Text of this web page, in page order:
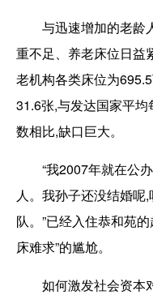
与迅速增加的老龄
重不足、养老床位日益
老机构各类床位为
31.6张,与发达国家平
数相比,缺口巨大。
“我2007年就在公办
人。我孙子还没结婚呢
队。”已经入住恭和苑
床难求”的尴尬。
如何激发社会资本